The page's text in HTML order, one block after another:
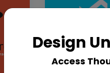
Design
Access